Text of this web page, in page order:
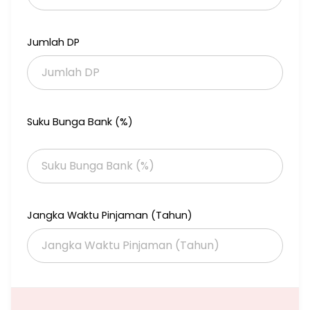
Perkici,Pisok,Puter,Mandar,Camar,Kuricang,Pinguin,Merpati,Cen
anggrahan,Bumi Bintaro Permai.
Jumlah DP
Suku Bunga Bank (%)
Jangka Waktu Pinjaman (Tahun)